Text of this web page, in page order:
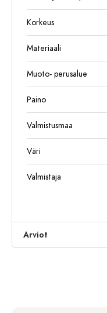
Korkeus
Materiaali
Muoto- perusalue
Paino
Valmistusmaa
Väri
Valmistaja
Arviot